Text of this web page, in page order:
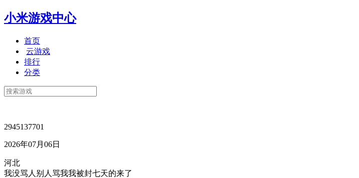
小米游戏中心
首页
云游戏
排行
分类
2945137701
2026年07月06日
河北
我没骂人别人骂我我被封七天的来了